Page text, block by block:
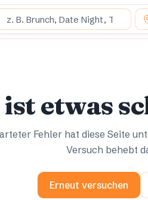
suchst du?
ist etwas
Fehler hat diese Seite
Versuch behebt
Erneut versuchen